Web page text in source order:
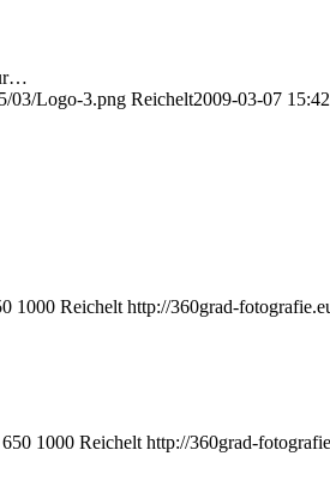
03/Logo-3.png Reichelt2009-03-07
1000 Reichelt http://360grad-
650 1000 Reichelt http://360grad-